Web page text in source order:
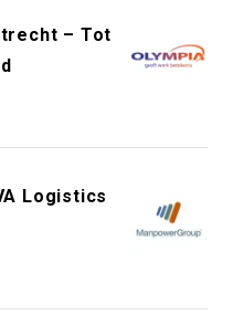
– Tot
Logistics